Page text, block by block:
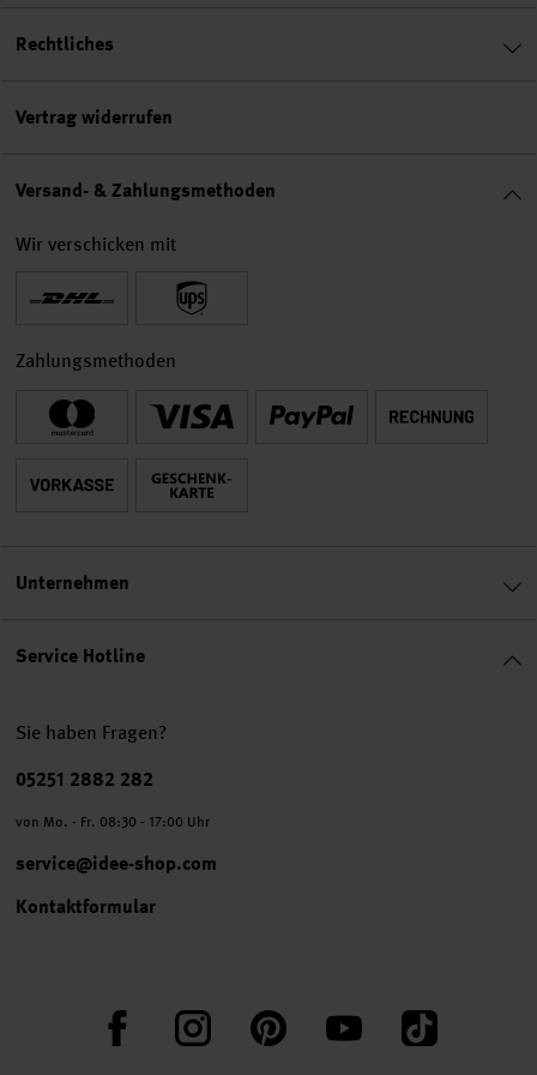
Service Hotline
Sie haben Fragen?
Telefonnummer
05251 2882 282
von Mo. - Fr. 08:30 - 17:00 Uhr
service@idee-shop.com
Kontaktformular
FacebookInstagram PinterestYouTube TikTok
Rechtliches
Vertrag widerrufen
Versand- & Zahlungsmethoden
Wir verschicken mit
Zahlungsmethoden
Unternehmen